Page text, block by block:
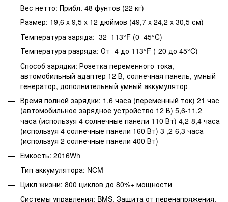
Вес нетто: Прибл. 48 фунтов (22 кг)
Размер: 19,6 x 9,5 x 12 дюймов (49,7 x 24,2 x 30,5 см)
Температура заряда: 32–113°F (0–45°C)
Температура разряда: От -4 до 113°F (-20 до 45°C)
Способ зарядки: Розетка переменного тока,
автомобильный адаптер 12 В, солнечная панель, умный
генератор, дополнительный умный аккумулятор
Время полной зарядки: 1,6 часа (переменный ток) 21 час
(автомобильное зарядное устройство 12 В) 5,6-11,2
часа (используя 4 солнечные панели 110 Вт) 4,2-8,4 часа
(используя 4 солнечные панели 160 Вт) 3 ,2-6,3 часа
(используя 2 солнечные панели 400 Вт)
Емкость: 2016Wh
Тип аккумулятора: NCM
Цикл жизни: 800 циклов до 80%+ мощности
Системы управления: BMS, Защита от перенапряжения,